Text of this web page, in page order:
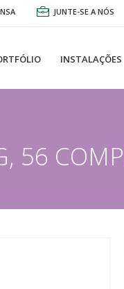
JUNTE-SE A NÓS
INSTALAÇÕES
56